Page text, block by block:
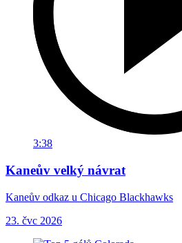
3:38
Kaneův velký návrat
Kaneův odkaz u Chicago Blackhawks
23. čvc 2026